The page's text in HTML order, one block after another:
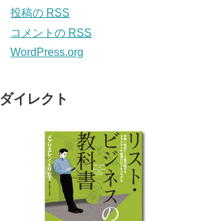
投稿の RSS
コメントの RSS
WordPress.org
ダイレクト